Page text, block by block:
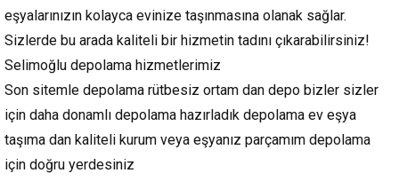
eşyalarınızın kolayca evinize taşınmasına olanak sağlar.
Sizlerde bu arada kaliteli bir hizmetin tadını çıkarabilirsiniz!
Selimoğlu depolama hizmetlerimiz
Son sitemle depolama rütbesiz ortam dan depo bizler sizler
için daha donamlı depolama hazırladık depolama ev eşya
taşıma dan kaliteli kurum veya eşyanız parçamım depolama
için doğru yerdesiniz